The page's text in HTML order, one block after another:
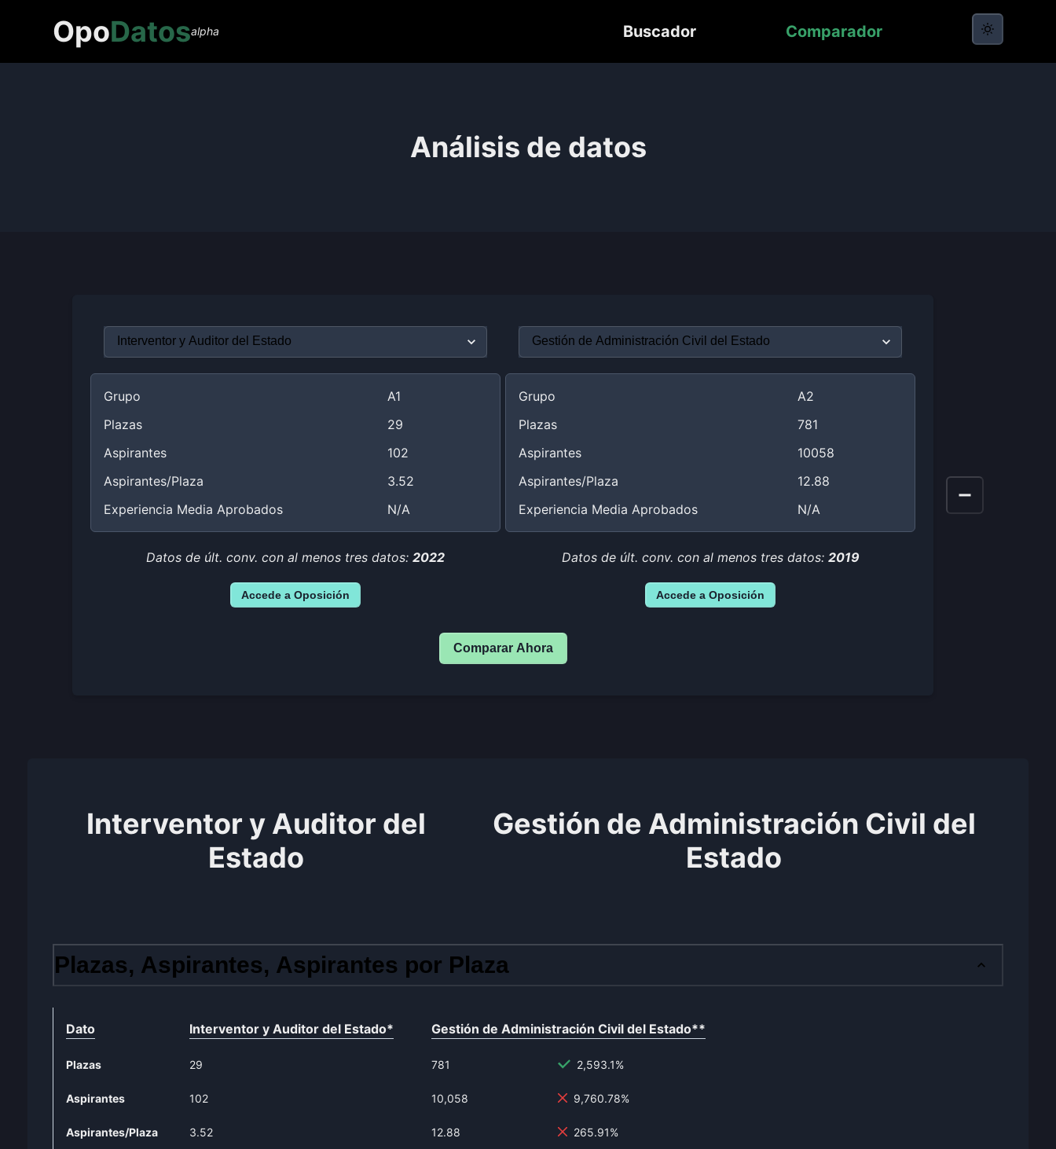
OpoDatosalpha Buscador Comparador
Análisis de datos
Grupo
A1
Plazas
29
Aspirantes
102
Aspirantes/Plaza
3.52
Experiencia Media Aprobados
N/A
Datos de últ. conv. con al menos tres datos: 2022
Accede a Oposición
Grupo
A2
Plazas
781
Aspirantes
10058
Aspirantes/Plaza
12.88
Experiencia Media Aprobados
N/A
Datos de últ. conv. con al menos tres datos: 2019
Accede a Oposición
Comparar Ahora
Interventor y Auditor del
Estado
Gestión de Administración Civil del
Estado
Plazas, Aspirantes, Aspirantes por Plaza
Dato Interventor y Auditor del Estado*
Plazas 29
Aspirantes 102
Aspirantes/Plaza 3.52
Gestión de Administración Civil del Estado**
781 2,593.1%
10,058 9,760.78%
12.88 265.91%